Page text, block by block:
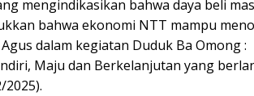
mengindikasikan bahwa daya beli
bahwa ekonomi NTT mampu
dalam kegiatan Duduk Ba Omong :
Maju dan Berkelanjutan yang
2025).